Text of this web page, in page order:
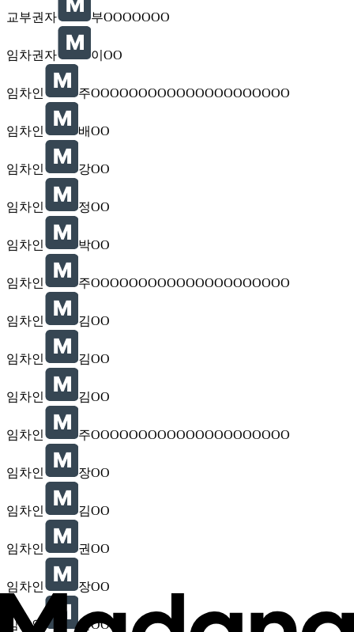
교부권자 부OOOOOOO
임차권자 이OO
임차인 주OOOOOOOOOOOOOOOOOOOOO
임차인 배OO
임차인 강OO
임차인 정OO
임차인 박OO
임차인 주OOOOOOOOOOOOOOOOOOOOO
임차인 김OO
임차인 김OO
임차인 김OO
임차인 주OOOOOOOOOOOOOOOOOOOOO
임차인 장OO
임차인 김OO
임차인 권OO
임차인 장OO
임차인 문OO